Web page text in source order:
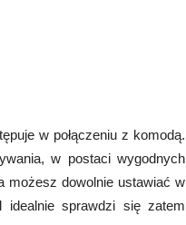
w połączeniu z komodą.
w postaci wygodnych
możesz dowolnie ustawiać w
idealnie sprawdzi się zatem